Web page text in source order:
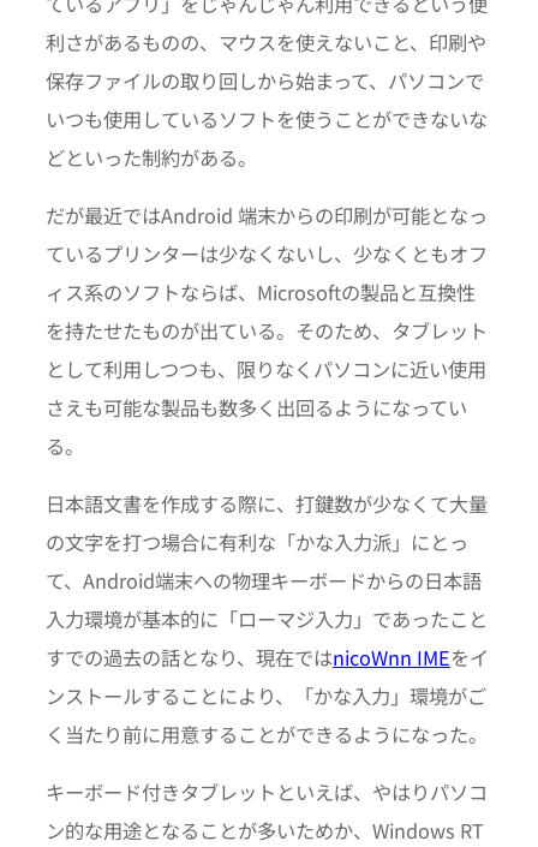
利さがあるものの、マウスを使えないこと、印刷や
保存ファイルの取り回しから始まって、パソコンで
いつも使用しているソフトを使うことができないな
どといった制約がある。
だが最近ではAndroid 端末からの印刷が可能となっ
ているプリンターは少なくないし、少なくともオフ
ィス系のソフトならば、Microsoftの製品と互換性
を持たせたものが出ている。そのため、タブレット
として利用しつつも、限りなくパソコンに近い使用
さえも可能な製品も数多く出回るようになってい
る。
日本語文書を作成する際に、打鍵数が少なくて大量
の文字を打つ場合に有利な「かな入力派」にとっ
て、Android端末への物理キーボードからの日本語
入力環境が基本的に「ローマジ入力」であったこと
すでの過去の話となり、現在ではnicoWnn IMEをイ
ンストールすることにより、「かな入力」環境がご
く当たり前に用意することができるようになった。
キーボード付きタブレットといえば、やはりパソコ
ン的な用途となることが多いためか、Windows RT